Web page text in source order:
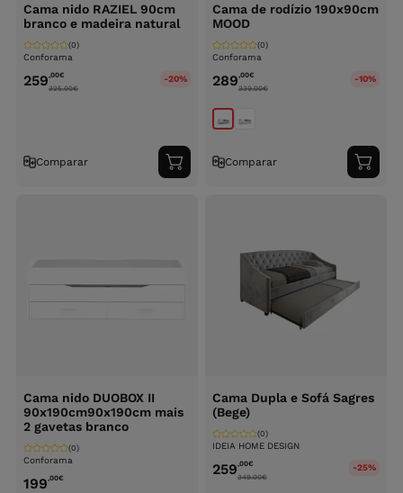
Cama nido RAZIEL 90cm
branco e madeira natural
Conforama
(0)
259,00€
325.00€
-20%
Comparar
Adicionar
ao
Cama de rodízio 190x90cm
MOOD
Conforama
(0)
289,00€
339.00€
-10%
Comparar
ao
Cama nido DUOBOX II
90x190cm90x190cm mais
2 gavetas branco
Conforama
(0)
199,00€
Cama Dupla e Sofá Sagres
(Bege)
IDEIA HOME DESIGN
(0)
259,00€
349.00€
-25%